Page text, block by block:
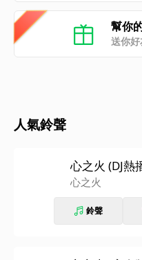
幫你
送你
人氣鈴聲
心之火 (DJ熱
心之火
鈴聲